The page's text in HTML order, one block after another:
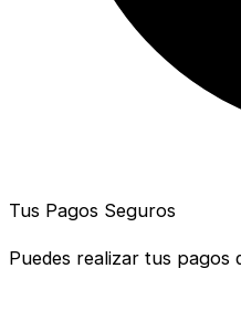
Tus Pagos Seguros
Puedes realizar tus pagos